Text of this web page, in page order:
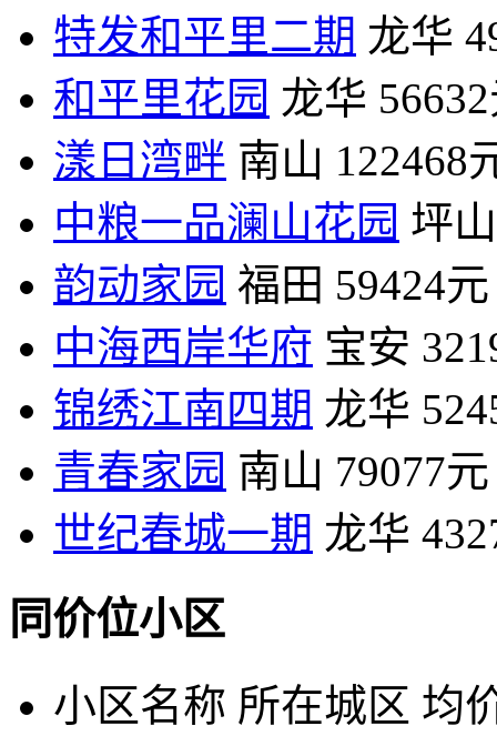
特发和平里二期 龙华
和平里花园 龙华
漾日湾畔 南山 122468
中粮一品澜山花园 坪山
韵动家园 福田 59424元
中海西岸华府 宝安
锦绣江南四期 龙华
青春家园 南山 79077元
世纪春城一期 龙华
同价位小区
小区名称 所在城区 均